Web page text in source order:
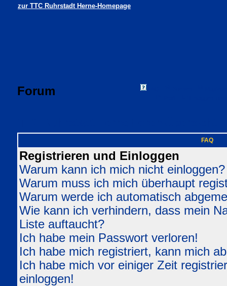
zur TTC Ruhrstadt Herne-Homepage
Forum
FAQ
Registrieren und Einloggen
Warum kann ich mich nicht einloggen?
Warum muss ich mich überhaupt
Warum werde ich automatisch
Wie kann ich verhindern, dass mein
Liste auftaucht?
Ich habe mein Passwort verloren!
Ich habe mich registriert, kann mich
Ich habe mich vor einiger Zeit
einloggen!